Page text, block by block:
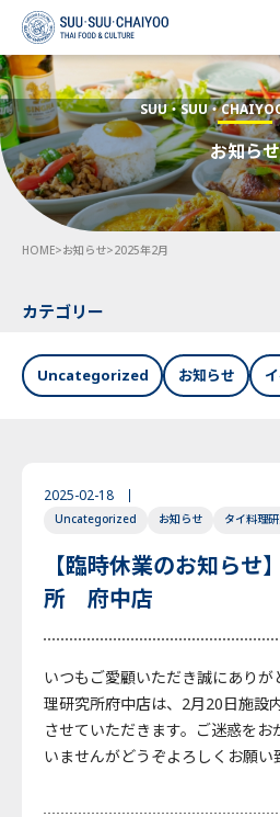
HOME
会社概要
事業内容
採用情報
お知らせ
お問い合わせ
English Japanese Thai
SUU・SUU・
お知らせ
HOME>お知らせ>2025年2月
カテゴリー
Uncategorized お知らせ
2025-02-18
Uncategorized お知らせ タイ料理
【臨時休業のお知らせ
所 府中店
いつもご愛顧いただき誠にあり
理研究所府中店は、2月20日施設
させていただきます。ご迷惑を
いませんがどうぞよろしくお願い